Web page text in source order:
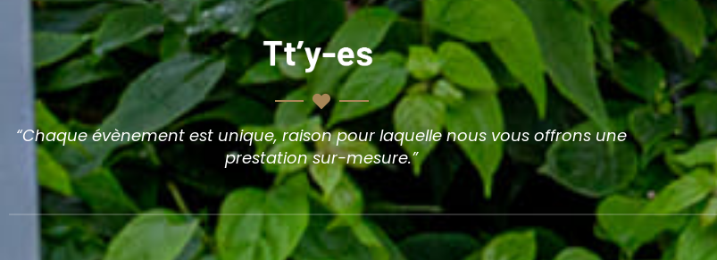
“Chaque évènement est unique, raison pour laquelle nous vous offrons une
prestation sur-mesure.”